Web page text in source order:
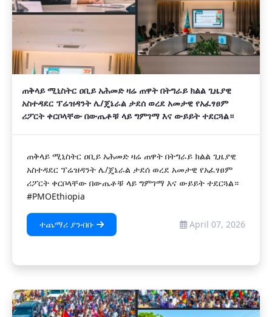
ጠቅላይ ሚኒስትር ዐቢይ አሕመድ ዛሬ ጠዋት በትግራይ ክልል ጊዜያዊ
አስተዳደር ፕሬዝዳንት ሌ/ጄኔራል ታደሰ ወረደ አመታዊ የአፈፃፀም
ሪፖርት ቀርቦላቸው በውጤቶቹ ላይ ግምገማ እና ውይይት ተደርጓል።
ጠቅላይ ሚኒስትር ዐቢይ አሕመድ ዛሬ ጠዋት በትግራይ ክልል ጊዜያዊ
አስተዳደር ፕሬዝዳንት ሌ/ጄኔራል ታደሰ ወረደ አመታዊ የአፈፃፀም
ሪፖርት ቀርቦላቸው በውጤቶቹ ላይ ግምገማ እና ውይይት ተደርጓል።
#PMOEthiopia
ተጨማሪ ያንብቡ April 07, 2026